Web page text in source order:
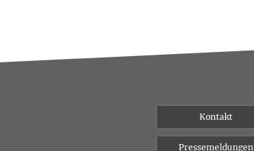
Kontakt
Pressemeldungen